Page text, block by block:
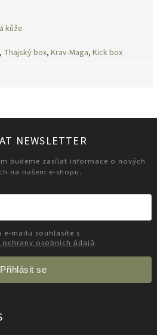
kůže
, Thajský box, Krav-Maga, Kick box
NEWSLETTER
budeme zasílat informace o nových
na našem e-shopu.
osobních údajů
Přihlásit se